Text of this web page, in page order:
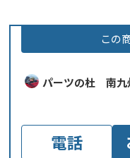
この
パーツの杜 南九
電話